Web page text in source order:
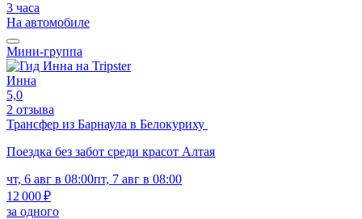
3 часа
На автомобиле
Мини-группа
Инна
5,0
2 отзыва
Трансфер из Барнаула в Белокуриху
Поездка без забот среди красот Алтая
чт, 6 авг в 08:00пт, 7 авг в 08:00
12 000 ₽
за одного